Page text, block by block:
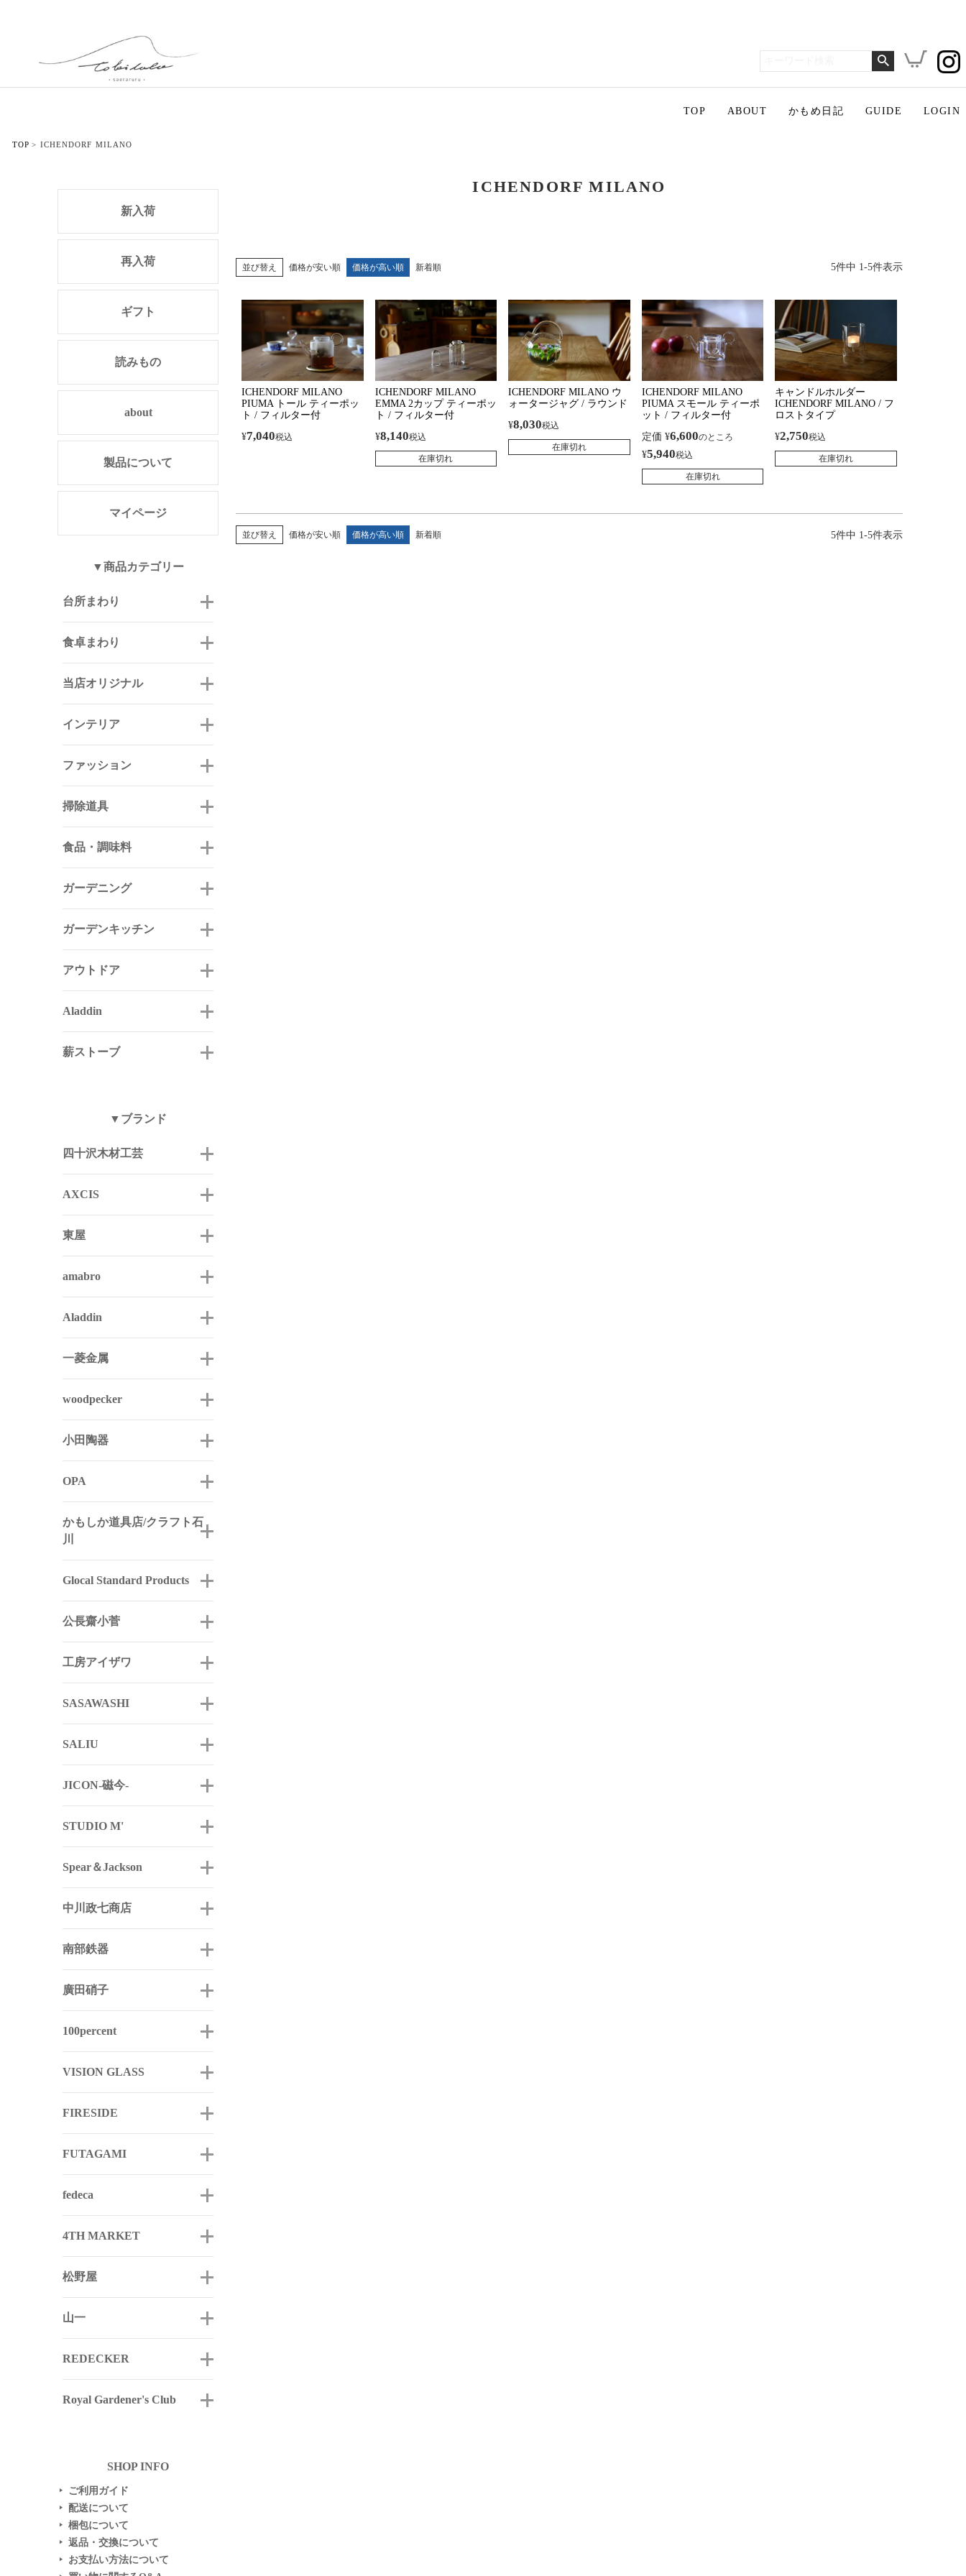
TOP ABOUT かもめ日記 GUIDE LOGIN
TOP ICHENDORF MILANO
新入荷
再入荷
ギフト
読みもの
about
製品について
マイページ
▼商品カテゴリー
台所まわり
食卓まわり
当店オリジナル
インテリア
ファッション
掃除道具
食品・調味料
ガーデニング
ガーデンキッチン
アウトドア
Aladdin
薪ストーブ
▼ブランド
四十沢木材工芸
AXCIS
東屋
amabro
Aladdin
一菱金属
woodpecker
小田陶器
OPA
かもしか道具店/クラフト石
川
Glocal Standard Products
公長齋小菅
工房アイザワ
SASAWASHI
SALIU
JICON-磁今-
STUDIO M'
Spear＆Jackson
中川政七商店
南部鉄器
廣田硝子
100percent
VISION GLASS
FIRESIDE
FUTAGAMI
fedeca
4TH MARKET
松野屋
山一
REDECKER
Royal Gardener's Club
SHOP INFO
▶ ご利用ガイド
▶ 配送について
▶ 梱包について
▶ 返品・交換について
▶ お支払い方法について
ICHENDORF MILANO
並び替え 価格が安い順 価格が高い順 新着順 5件中 1-5件表示
ICHENDORF MILANO
PIUMA トール ティーポッ
ト / フィルター付
¥7,040税込
ICHENDORF MILANO
EMMA 2カップ ティーポッ
ト / フィルター付
¥8,140税込
在庫切れ
ICHENDORF MILANO ウ
ォータージャグ / ラウンド
¥8,030税込
在庫切れ
ICHENDORF MILANO
PIUMA スモール ティーポ
ット / フィルター付
定価 ¥6,600のところ
¥5,940税込
在庫切れ
キャンドルホルダー
ICHENDORF MILANO / フ
ロストタイプ
¥2,750税込
在庫切れ
並び替え 価格が安い順 価格が高い順 新着順 5件中 1-5件表示